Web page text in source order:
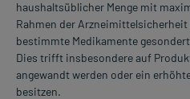
haushaltsüblicher Menge mit
Rahmen der
bestimmte Medikamente
Dies trifft insbesondere auf
angewandt werden oder ein
besitzen.